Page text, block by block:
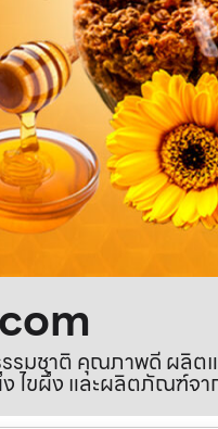
รมชาติ คุณภาพดี ผลิต
ไขผึ้ง และผลิตภัณฑ์จ